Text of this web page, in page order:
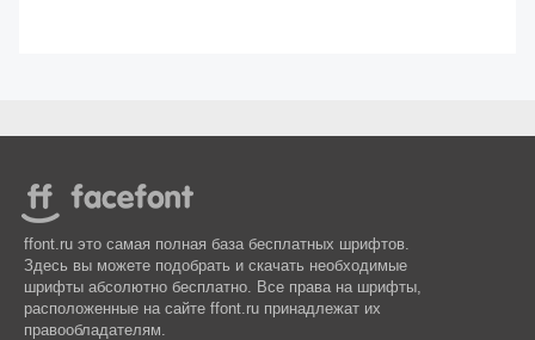
ffont.ru это самая полная база бесплатных шрифтов.
Здесь вы можете подобрать и скачать необходимые
шрифты абсолютно бесплатно. Все права на шрифты,
расположенные на сайте ffont.ru принадлежат их
правообладателям.